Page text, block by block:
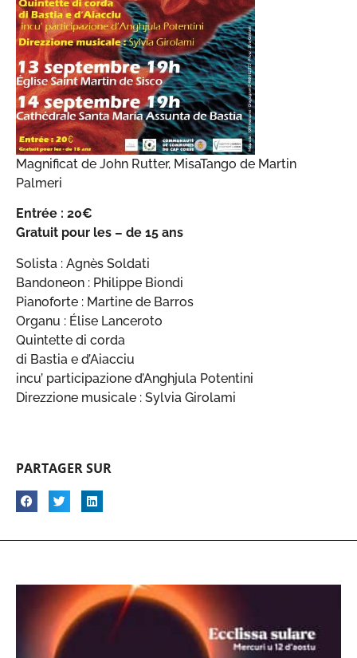
Magnificat de John Rutter, MisaTango de Martin
Palmeri
Entrée : 20€
Gratuit pour les – de 15 ans
Solista : Agnès Soldati
Bandoneon : Philippe Biondi
Pianoforte : Martine de Barros
Organu : Élise Lanceroto
Quintette di corda
di Bastia e d’Aiacciu
incu’ participazione d’Anghjula Potentini
Direzzione musicale : Sylvia Girolami
PARTAGER SUR